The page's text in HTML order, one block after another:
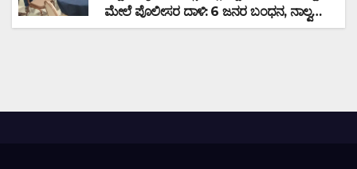
ಮೇಲೆ ಪೊಲೀಸರ ದಾಳಿ: 6 ಜನರ ಬಂಧನ, ನಾಲ್ವರು
ಪರಾರಿ: ನಗದು ಹಾಗೂ ಮೊಬೈಲ್ ವಶ